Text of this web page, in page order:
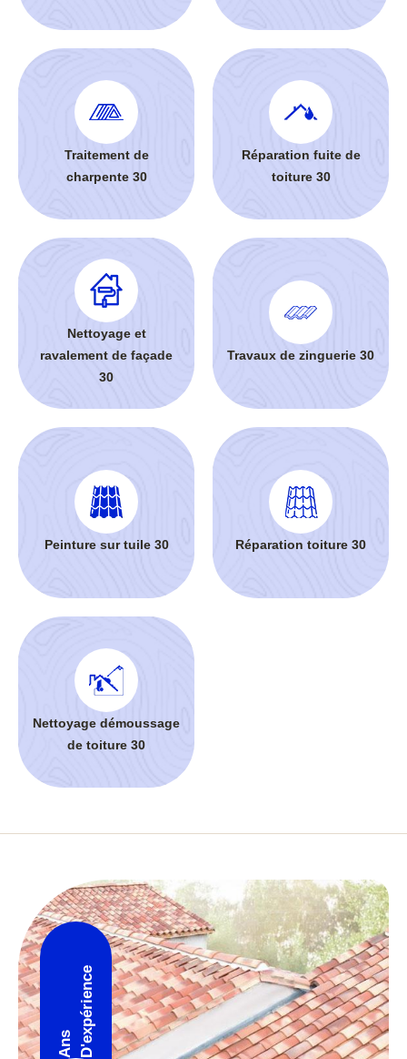
Traitement de
charpente 30
Réparation fuite de
toiture 30
Nettoyage et
ravalement de façade
30
Travaux de zinguerie 30
Peinture sur tuile 30 Réparation toiture 30
Nettoyage démoussage
de toiture 30
Ans D'expérience